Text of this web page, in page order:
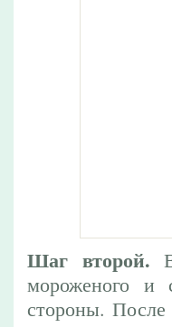
Шаг второй.
мороженого и
стороны. После